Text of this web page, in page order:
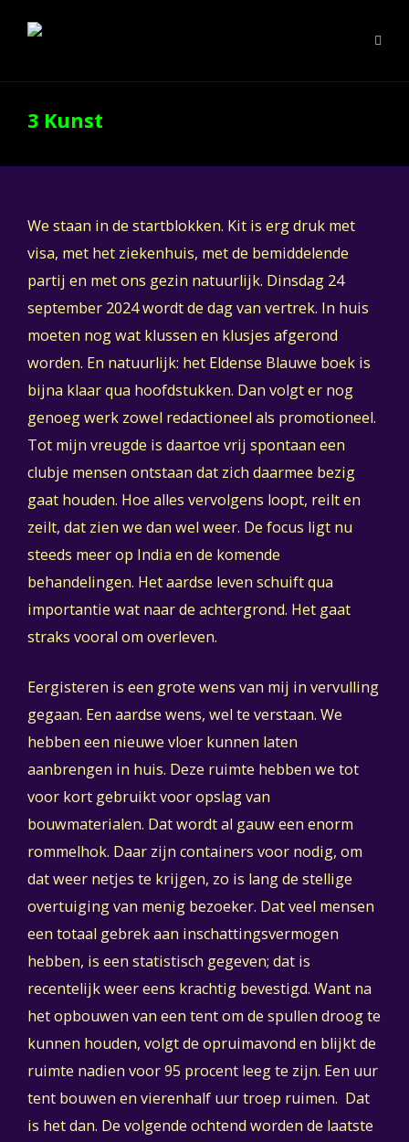
3 Kunst
We staan in de startblokken. Kit is erg druk met
visa, met het ziekenhuis, met de bemiddelende
partij en met ons gezin natuurlijk. Dinsdag 24
september 2024 wordt de dag van vertrek. In huis
moeten nog wat klussen en klusjes afgerond
worden. En natuurlijk: het Eldense Blauwe boek is
bijna klaar qua hoofdstukken. Dan volgt er nog
genoeg werk zowel redactioneel als promotioneel.
Tot mijn vreugde is daartoe vrij spontaan een
clubje mensen ontstaan dat zich daarmee bezig
gaat houden. Hoe alles vervolgens loopt, reilt en
zeilt, dat zien we dan wel weer. De focus ligt nu
steeds meer op India en de komende
behandelingen. Het aardse leven schuift qua
importantie wat naar de achtergrond. Het gaat
straks vooral om overleven.
Eergisteren is een grote wens van mij in vervulling
gegaan. Een aardse wens, wel te verstaan. We
hebben een nieuwe vloer kunnen laten
aanbrengen in huis. Deze ruimte hebben we tot
voor kort gebruikt voor opslag van
bouwmaterialen. Dat wordt al gauw een enorm
rommelhok. Daar zijn containers voor nodig, om
dat weer netjes te krijgen, zo is lang de stellige
overtuiging van menig bezoeker. Dat veel mensen
een totaal gebrek aan inschattingsvermogen
hebben, is een statistisch gegeven; dat is
recentelijk weer eens krachtig bevestigd. Want na
het opbouwen van een tent om de spullen droog te
kunnen houden, volgt de opruimavond en blijkt de
ruimte nadien voor 95 procent leeg te zijn. Een uur
tent bouwen en vierenhalf uur troep ruimen. Dat
is het dan. De volgende ochtend worden de laatste